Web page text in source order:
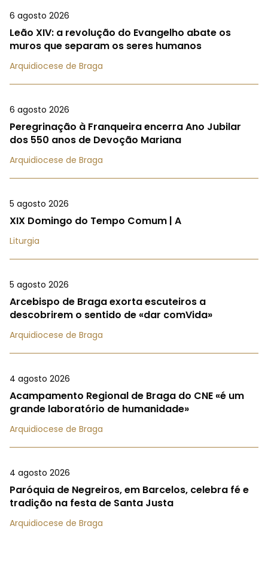
6 agosto 2026
Leão XIV: a revolução do Evangelho abate os
muros que separam os seres humanos
Arquidiocese de Braga
6 agosto 2026
Peregrinação à Franqueira encerra Ano Jubilar
dos 550 anos de Devoção Mariana
Arquidiocese de Braga
5 agosto 2026
XIX Domingo do Tempo Comum | A
Liturgia
5 agosto 2026
Arcebispo de Braga exorta escuteiros a
descobrirem o sentido de «dar comVida»
Arquidiocese de Braga
4 agosto 2026
Acampamento Regional de Braga do CNE «é um
grande laboratório de humanidade»
Arquidiocese de Braga
4 agosto 2026
Paróquia de Negreiros, em Barcelos, celebra fé e
tradição na festa de Santa Justa
Arquidiocese de Braga